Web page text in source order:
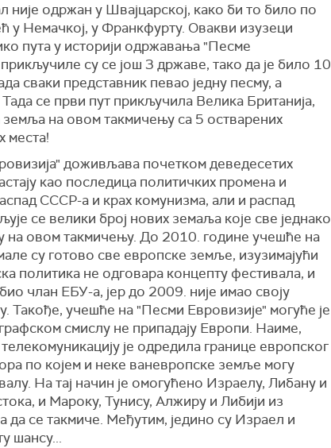
није одржан у Швајцарској, како би то било по
у Немачкој, у Франкфурту. Овакви изузеци
пута у историји одржавања "Песме
су се још 3 државе, тако да је било 10
сваки представник певао једну песму, а
Тада се први пут прикључила Велика Британија,
земља на овом такмичењу са 5 остварених
места!
доживљава почетком деведесетих
као последица политичких промена и
СССР-а и крах комунизма, али и распад
се велики број нових земаља које све једнако
на овом такмичењу. До 2010. године учешће на
су готово све европске земље, изузимајући
политика не одговара концепту фестивала, и
члан ЕБУ-а, јер до 2009. није имао своју
Такође, учешће на "Песми Евровизије" могуће је
смислу не припадају Европи. Наиме,
је одредила границе европског
по којем и неке ваневропске земље могу
На тај начин је омогућено Израелу, Либану и
и Мароку, Тунису, Алжиру и Либији из
да се такмиче. Међутим, једино су Израел и
шансу...